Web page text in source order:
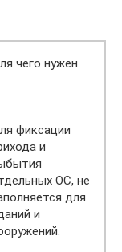
чего нужен
фиксации
и
ОС, не
для
и